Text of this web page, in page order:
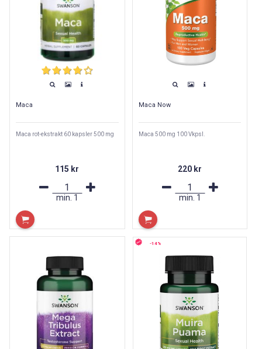
Maca
Maca rot-ekstrakt 60 kapsler 500 mg
115 kr
min. 1
Maca Now
Maca 500 mg 100 Vkpsl.
220 kr
min. 1
-14%